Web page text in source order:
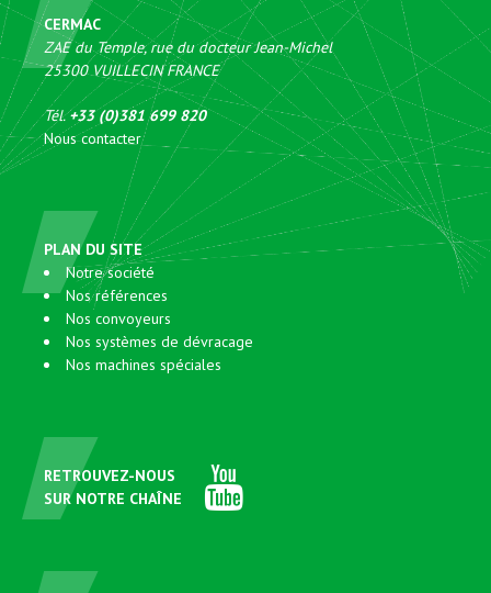
CERMAC
ZAE du Temple, rue du docteur Jean-Michel
25300 VUILLECINFRANCE
Tél. +33 (0)381 699 820
Nous contacter
PLAN DU SITE
Notre société
Nos références
Nos convoyeurs
Nos systèmes de dévracage
Nos machines spéciales
RETROUVEZ-NOUS
SUR NOTRE CHAÎNE